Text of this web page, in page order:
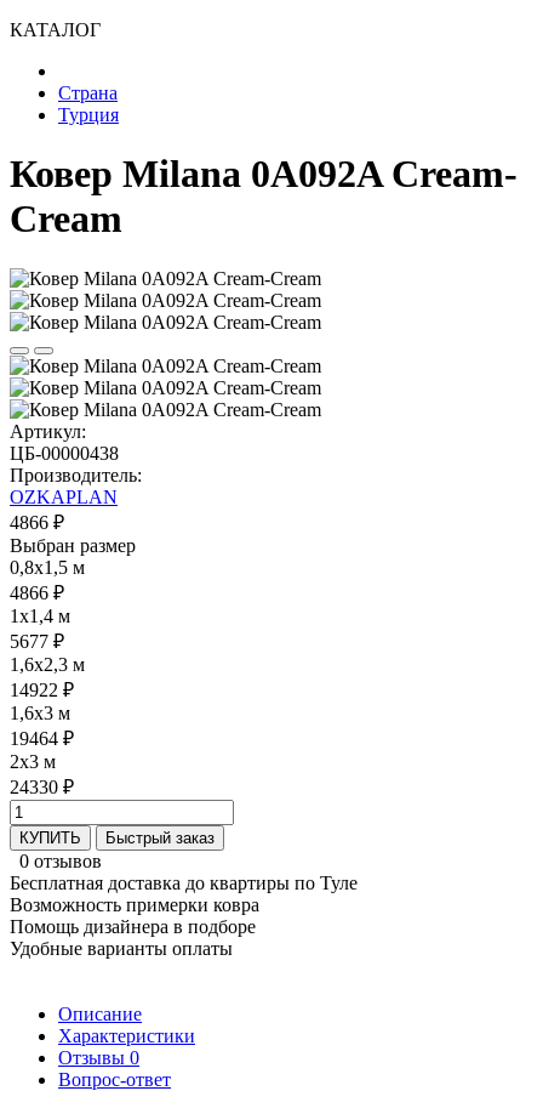
КАТАЛОГ
Страна
Турция
Ковер Milana 0A092A Cream-
Cream
Артикул:
ЦБ-00000438
Производитель:
OZKAPLAN
4866 ₽
Выбран размер
0,8x1,5 м
4866 ₽
1x1,4 м
5677 ₽
1,6x2,3 м
14922 ₽
1,6x3 м
19464 ₽
2x3 м
24330 ₽
КУПИТЬ Быстрый заказ
0 отзывов
Бесплатная доставка до квартиры по Туле
Возможность примерки ковра
Помощь дизайнера в подборе
Удобные варианты оплаты
Описание
Характеристики
Отзывы 0
Вопрос-ответ